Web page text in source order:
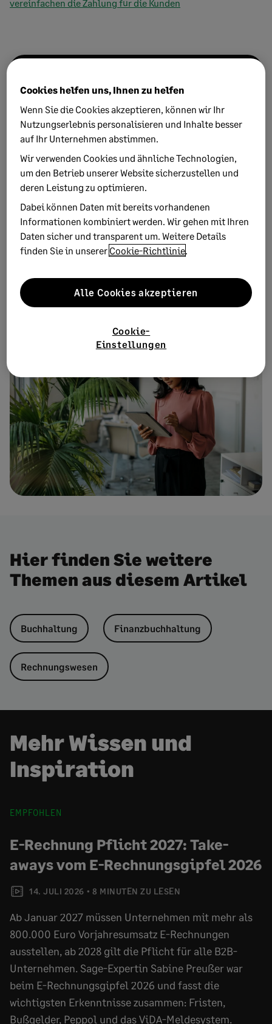
vereinfachen die Zahlung für die Kunden
2026: Alle neuen Gesetze
immer im Blick
Bleiben Sie informiert – mit unserem
Neue Trends aus der Arbeitswelt
Aktuelle Urteile verständlich erklärt
Tipps zu Recht, Steuern & Finanzen
Experten-Interviews, Studien u.v.m
Newsletter abonnieren
Hier finden Sie weitere
Themen aus diesem Artikel
Buchhaltung Finanzbuchhaltung
Rechnungswesen
Mehr Wissen und
Inspiration
EMPFOHLEN
14. JULI 2026 8 MINUTEN ZU LESEN
E-Rechnung Pflicht 2027: Take-
aways vom E-Rechnungsgipfel 2026
Ab Januar 2027 müssen Unternehmen mit mehr als
800.000 Euro Vorjahresumsatz E-Rechnungen
ausstellen, ab 2028 gilt die Pflicht für alle B2B-
Unternehmen. Sage-Expertin Sabine Preußer war
beim E-Rechnungsgipfel 2026 und fasst die
wichtigsten Erkenntnisse zusammen: Fristen,
Bußgelder, Peppol und das ViDA-Meldesystem.
Cookies helfen uns, Ihnen zu helfen
Wenn Sie die Cookies akzeptieren, können wir Ihr
Nutzungserlebnis personalisieren und Inhalte besser
auf Ihr Unternehmen abstimmen.
Wir verwenden Cookies und ähnliche Technologien,
um den Betrieb unserer Website sicherzustellen und
deren Leistung zu optimieren.
Dabei können Daten mit bereits vorhandenen
Informationen kombiniert werden. Wir gehen mit Ihren
Daten sicher und transparent um. Weitere Details
finden Sie in unserer Cookie-Richtlinie.
Cookie-
Einstellungen
Alle Cookies akzeptieren